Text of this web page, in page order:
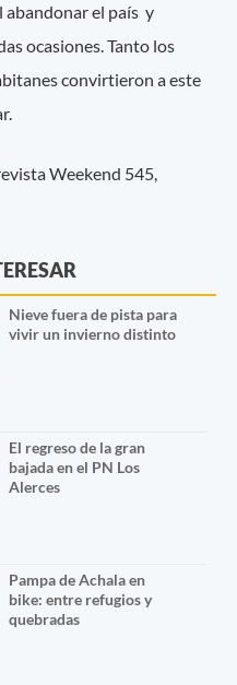
abandonar el país y
ocasiones. Tanto los
convirtieron a este
Weekend 545,
Nieve fuera de pista para
vivir un invierno distinto
El regreso de la gran
bajada en el PN Los
Alerces
Pampa de Achala en
bike: entre refugios y
quebradas